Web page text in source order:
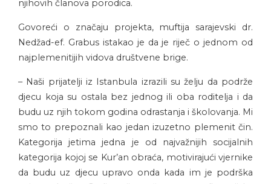
njihovih članova porodica.
Govoreći o značaju projekta, muftija sarajevski dr.
Nedžad-ef. Grabus istakao je da je riječ o jednom od
najplemenitijih vidova društvene brige.
– Naši prijatelji iz Istanbula izrazili su želju da podrže
djecu koja su ostala bez jednog ili oba roditelja i da
budu uz njih tokom godina odrastanja i školovanja. Mi
smo to prepoznali kao jedan izuzetno plemenit čin.
Kategorija jetima jedna je od najvažnijih socijalnih
kategorija kojoj se Kur’an obraća, motivirajući vjernike
da budu uz djecu upravo onda kada im je podrška